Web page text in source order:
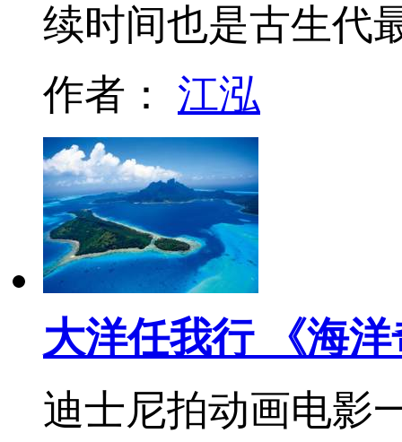
续时间也是古生
作者： 江泓
大洋任我行 《海
迪士尼拍动画电影